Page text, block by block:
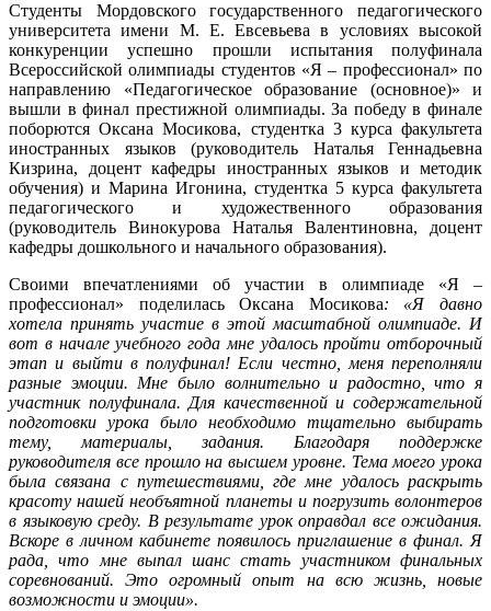
Студенты Мордовского государственного педагогического
университета имени М. Е. Евсевьева в условиях высокой
конкуренции успешно прошли испытания полуфинала
Всероссийской олимпиады студентов «Я – профессионал» по
направлению «Педагогическое образование (основное)» и
вышли в финал престижной олимпиады. За победу в финале
поборются Оксана Мосикова, студентка 3 курса факультета
иностранных языков (руководитель Наталья Геннадьевна
Кизрина, доцент кафедры иностранных языков и методик
обучения) и Марина Игонина, студентка 5 курса факультета
педагогического и художественного образования
(руководитель Винокурова Наталья Валентиновна, доцент
кафедры дошкольного и начального образования).
Своими впечатлениями об участии в олимпиаде «Я –
профессионал» поделилась Оксана Мосикова: «Я давно
хотела принять участие в этой масштабной олимпиаде. И
вот в начале учебного года мне удалось пройти отборочный
этап и выйти в полуфинал! Если честно, меня переполняли
разные эмоции. Мне было волнительно и радостно, что я
участник полуфинала. Для качественной и содержательной
подготовки урока было необходимо тщательно выбирать
тему, материалы, задания. Благодаря поддержке
руководителя все прошло на высшем уровне. Тема моего урока
была связана с путешествиями, где мне удалось раскрыть
красоту нашей необъятной планеты и погрузить волонтеров
в языковую среду. В результате урок оправдал все ожидания.
Вскоре в личном кабинете появилось приглашение в финал. Я
рада, что мне выпал шанс стать участником финальных
соревнований. Это огромный опыт на всю жизнь, новые
возможности и эмоции».